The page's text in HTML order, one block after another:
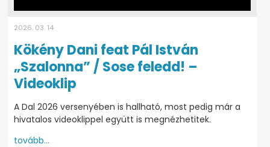
2026. 03. 14
Kökény Dani feat Pál István
„Szalonna” / Sose feledd! –
Videoklip
A Dal 2026 versenyében is hallható, most pedig már a
hivatalos videoklippel együtt is megnézhetitek.
tovább...